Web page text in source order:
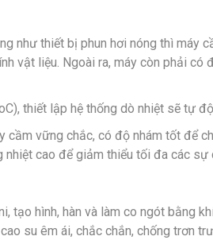
thiết bị phun hơi nóng thì máy
vật liệu. Ngoài ra, máy còn phải
thiết lập hệ thống dò nhiệt sẽ tự
cầm vững chắc, có độ nhám tốt để
cao để giảm thiểu tối đa các sự
tạo hình, hàn và làm co ngót bằng
su êm ái, chắc chắn, chống trơn